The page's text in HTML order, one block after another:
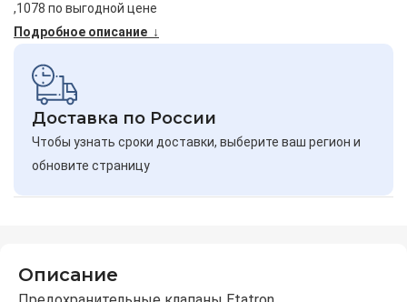
,1078 по выгодной цене
Подробное описание ↓
Доставка по России
Чтобы узнать сроки доставки, выберите ваш регион и
обновите страницу
Описание